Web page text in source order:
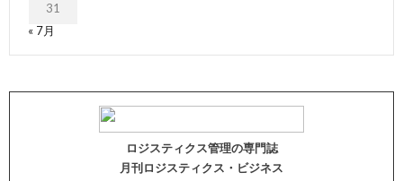
31
« 7月
ロジスティクス管理の専門誌
月刊ロジスティクス・ビジネス